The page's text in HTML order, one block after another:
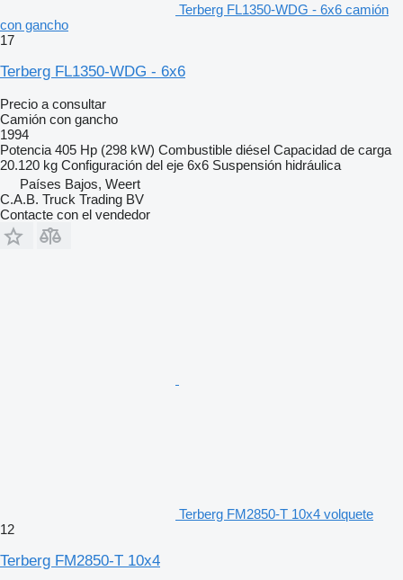
Terberg FL1350-WDG - 6x6 camión
con gancho
17
Terberg FL1350-WDG - 6x6
Precio a consultar
Camión con gancho
1994
Potencia 405 Hp (298 kW) Combustible diésel Capacidad de carga
20.120 kg Configuración del eje 6x6 Suspensión hidráulica
Países Bajos, Weert
C.A.B. Truck Trading BV
Contacte con el vendedor
Terberg FM2850-T 10x4 volquete
12
Terberg FM2850-T 10x4